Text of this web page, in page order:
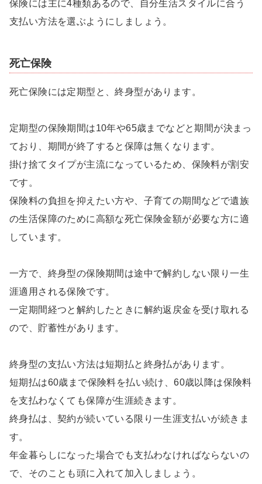
保険には主に4種類あるので、自分生活スタイルに合う
支払い方法を選ぶようにしましょう。
死亡保険
死亡保険には定期型と、終身型があります。
定期型の保険期間は10年や65歳までなどと期間が決まっ
ており、期間が終了すると保障は無くなります。
掛け捨てタイプが主流になっているため、保険料が割安
です。
保険料の負担を抑えたい方や、子育ての期間などで遺族
の生活保障のために高額な死亡保険金額が必要な方に適
しています。
一方で、終身型の保険期間は途中で解約しない限り一生
涯適用される保険です。
一定期間経つと解約したときに解約返戻金を受け取れる
ので、貯蓄性があります。
終身型の支払い方法は短期払と終身払があります。
短期払は60歳まで保険料を払い続け、60歳以降は保険料
を支払わなくても保障が生涯続きます。
終身払は、契約が続いている限り一生涯支払いが続きま
す。
年金暮らしになった場合でも支払わなければならないの
で、そのことも頭に入れて加入しましょう。